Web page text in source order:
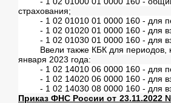
страхования;
- 1 02 01010 01 0000 160 - для
- 1 02 01020 01 0000 160 - для
- 1 02 01030 01 0000 160 - для
Ввели также КБК для периодов,
января 2023 года:
- 1 02 14010 06 0000 160 - для
- 1 02 14020 06 0000 160 - для
- 1 02 14030 08 0000 160 - для
Приказ ФНС России от 23.11.2022